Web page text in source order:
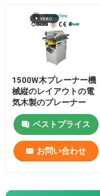
1500W木プレーナー機
械縦のレイアウトの電
気木製のプレーナー
ベストプライス
お問い合わせ